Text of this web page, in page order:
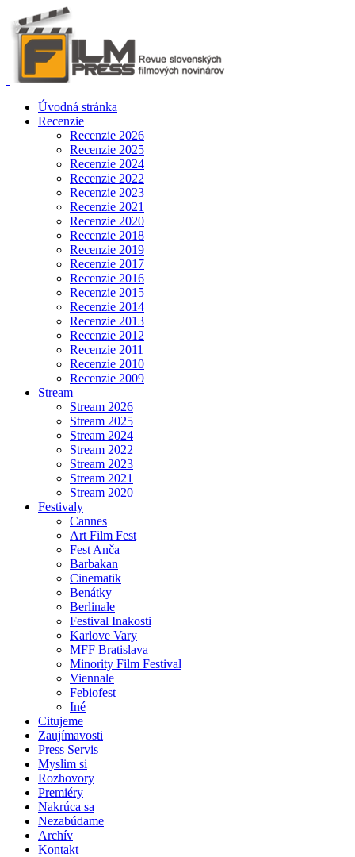
Úvodná stránka
Recenzie
Recenzie 2026
Recenzie 2025
Recenzie 2024
Recenzie 2022
Recenzie 2023
Recenzie 2021
Recenzie 2020
Recenzie 2018
Recenzie 2019
Recenzie 2017
Recenzie 2016
Recenzie 2015
Recenzie 2014
Recenzie 2013
Recenzie 2012
Recenzie 2011
Recenzie 2010
Recenzie 2009
Stream
Stream 2026
Stream 2025
Stream 2024
Stream 2022
Stream 2023
Stream 2021
Stream 2020
Festivaly
Cannes
Art Film Fest
Fest Anča
Barbakan
Cinematik
Benátky
Berlinale
Festival Inakosti
Karlove Vary
MFF Bratislava
Minority Film Festival
Viennale
Febiofest
Iné
Citujeme
Zaujímavosti
Press Servis
Myslim si
Rozhovory
Premiéry
Nakrúca sa
Nezabúdame
Archív
Kontakt